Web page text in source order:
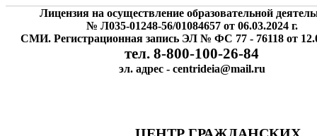
Лицензия на осуществление образовательной
№ Л035-01248-56/01084657 от 06.03.2024 г.
СМИ. Регистрационная запись ЭЛ № ФС 77 - 76118 от
тел. 8-800-100-26-84
эл. адрес - centrideia@mail.ru